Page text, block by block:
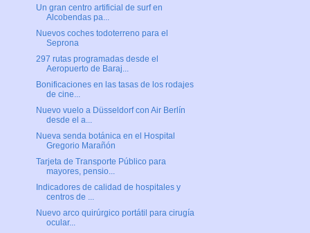
Un gran centro artificial de surf en
Alcobendas pa...
Nuevos coches todoterreno para el
Seprona
297 rutas programadas desde el
Aeropuerto de Baraj...
Bonificaciones en las tasas de los rodajes
de cine...
Nuevo vuelo a Düsseldorf con Air Berlín
desde el a...
Nueva senda botánica en el Hospital
Gregorio Marañón
Tarjeta de Transporte Público para
mayores, pensio...
Indicadores de calidad de hospitales y
centros de ...
Nuevo arco quirúrgico portátil para cirugía
ocular...